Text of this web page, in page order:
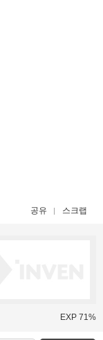
공유 스크랩
EXP 71%